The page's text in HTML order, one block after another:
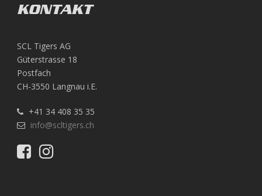
KONTAKT
SCL Tigers AG
Güterstrasse 18
Postfach
CH-3550 Langnau i.E.
+41 34 408 35 35
info@scltigers.ch